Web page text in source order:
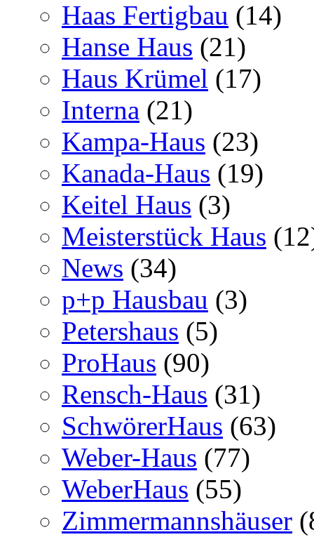
Haas Fertigbau (14)
Hanse Haus (21)
Haus Krümel (17)
Interna (21)
Kampa-Haus (23)
Kanada-Haus (19)
Keitel Haus (3)
Meisterstück Haus
News (34)
p+p Hausbau (3)
Petershaus (5)
ProHaus (90)
Rensch-Haus (31)
SchwörerHaus (63)
Weber-Haus (77)
WeberHaus (55)
Zimmermannshäuser